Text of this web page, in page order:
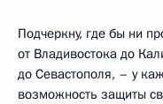
Подчеркну, где бы ни
от Владивостока до
до Севастополя, – у
возможность защиты